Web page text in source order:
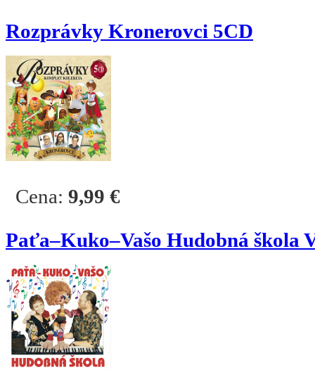
Rozprávky Kronerovci 5CD
Cena: 9,99 €
Paťa–Kuko–Vašo Hudobná škola